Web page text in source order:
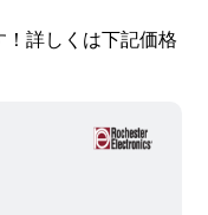
詳しくは下記価格